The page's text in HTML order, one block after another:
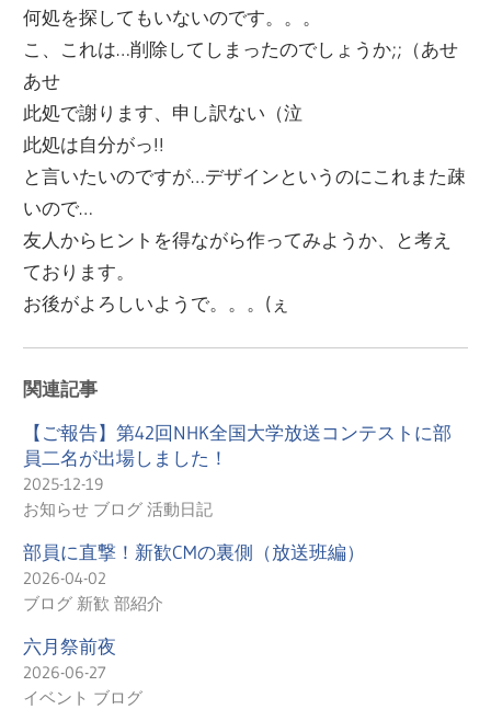
（OHB）
何処を探してもいないのです。。。
こ、これは…削除してしまったのでしょうか;;（あせ
あせ
此処で謝ります、申し訳ない（泣
此処は自分がっ!!
と言いたいのですが…デザインというのにこれまた疎
いので…
友人からヒントを得ながら作ってみようか、と考え
ております。
お後がよろしいようで。。。(ぇ
関連記事
【ご報告】第42回NHK全国大学放送コンテストに部
員二名が出場しました！
2025-12-19
お知らせ ブログ 活動日記
部員に直撃！新歓CMの裏側（放送班編）
2026-04-02
ブログ 新歓 部紹介
六月祭前夜
2026-06-27
イベント ブログ